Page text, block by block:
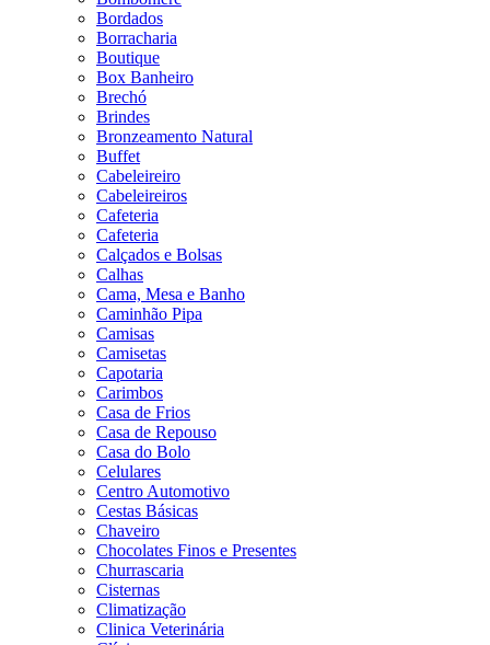
Bordados
Borracharia
Boutique
Box Banheiro
Brechó
Brindes
Bronzeamento Natural
Buffet
Cabeleireiro
Cabeleireiros
Cafeteria
Cafeteria
Calçados e Bolsas
Calhas
Cama, Mesa e Banho
Caminhão Pipa
Camisas
Camisetas
Capotaria
Carimbos
Casa de Frios
Casa de Repouso
Casa do Bolo
Celulares
Centro Automotivo
Cestas Básicas
Chaveiro
Chocolates Finos e Presentes
Churrascaria
Cisternas
Climatização
Clinica Veterinária